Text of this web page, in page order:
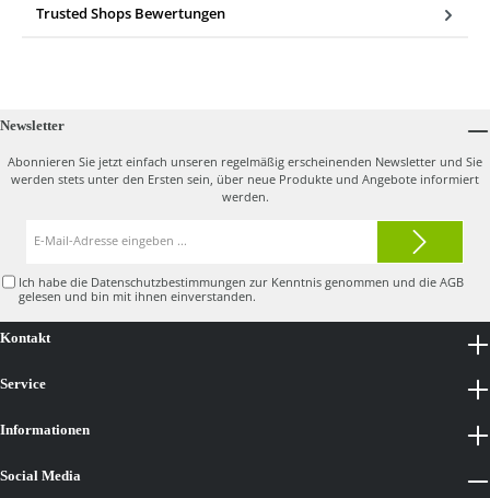
Trusted Shops Bewertungen
Newsletter
Abonnieren Sie jetzt einfach unseren regelmäßig erscheinenden Newsletter und Sie
werden stets unter den Ersten sein, über neue Produkte und Angebote informiert
werden.
Ich habe die Datenschutzbestimmungen zur Kenntnis genommen und dieAGB
gelesen und bin mit ihnen einverstanden.
Kontakt
Service
Informationen
Social Media